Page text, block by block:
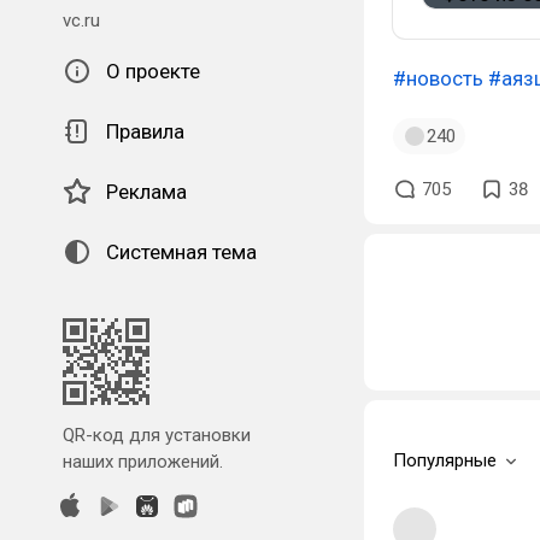
vc.ru
О проекте
Правила
Реклама
Системная тема
QR-код для установки
наших приложений.
#новость
240
705 38
Популярные